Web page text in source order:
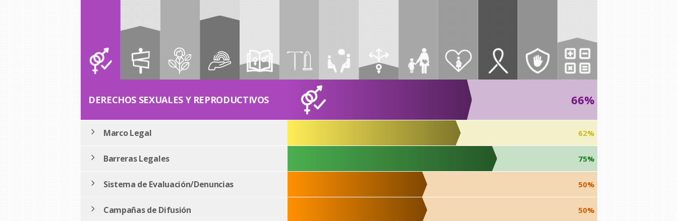
DERECHOS SEXUALES Y REPRODUCTIVOS 66%
Marco Legal 62%
Barreras Legales 75%
Sistema de Evaluación/Denuncias 50%
Campañas de Difusión 50%